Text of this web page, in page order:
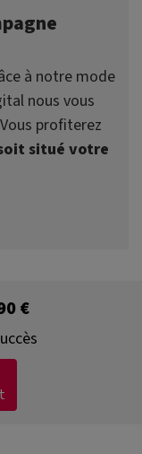
à notre mode
nous vous
profiterez
situé votre
€